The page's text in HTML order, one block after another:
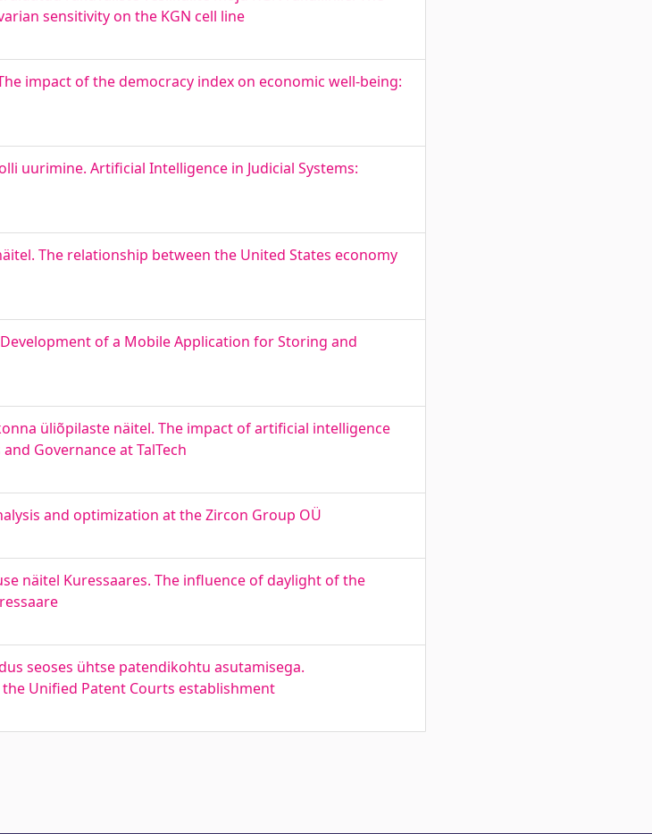
sensitivity on the KGN cell line
impact of the democracy index on economic well-being:
uurimine. Artificial Intelligence in Judicial Systems:
The relationship between the United States economy
of a Mobile Application for Storing and
üliõpilaste näitel. The impact of artificial intelligence
Governance at TalTech
and optimization at the Zircon Group OÜ
näitel Kuressaares. The influence of daylight of the
seoses ühtse patendikohtu asutamisega.
Unified Patent Courts establishment